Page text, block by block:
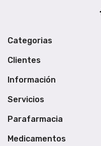
Categorias
Clientes
Información
Servicios
Parafarmacia
Medicamentos